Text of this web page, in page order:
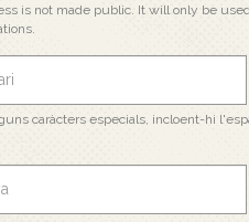
is not made public. It will only be
caràcters especials, incloent-hi